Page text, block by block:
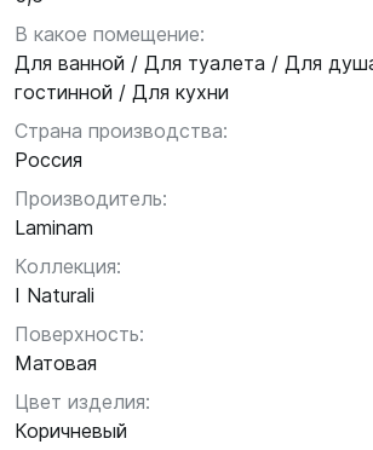
В какое помещение:
Для ванной / Для туалета / Для
гостинной / Для кухни
Страна производства:
Россия
Производитель:
Laminam
Коллекция:
I Naturali
Поверхность:
Матовая
Цвет изделия:
Коричневый